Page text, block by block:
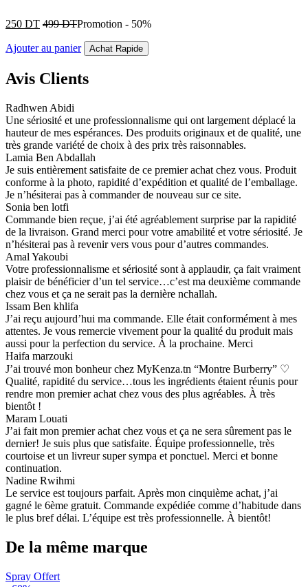
250 DT 499DTPromotion - 50%
Ajouter au panier Achat Rapide
Avis Clients
Radhwen Abidi
Une sériosité et une professionnalisme qui ont largement déplacé la
hauteur de mes espérances. Des produits originaux et de qualité, une
très grande variété de choix à des prix très raisonnables.
Lamia Ben Abdallah
Je suis entièrement satisfaite de ce premier achat chez vous. Produit
conforme à la photo, rapidité d’expédition et qualité de l’emballage.
Je n’hésiterai pas à commander de nouveau sur ce site.
Sonia ben lotfi
Commande bien reçue, j’ai été agréablement surprise par la rapidité
de la livraison. Grand merci pour votre amabilité et votre sériosité. Je
n’hésiterai pas à revenir vers vous pour d’autres commandes.
Amal Yakoubi
Votre professionnalisme et sériosité sont à applaudir, ça fait vraiment
plaisir de bénéficier d’un tel service…c’est ma deuxième commande
chez vous et ça ne serait pas la dernière nchallah.
Issam Ben khlifa
J’ai reçu aujourd’hui ma commande. Elle était conformément à mes
attentes. Je vous remercie vivement pour la qualité du produit mais
aussi pour la perfection du service. À la prochaine. Merci
Haifa marzouki
J’ai trouvé mon bonheur chez MyKenza.tn “Montre Burberry” ♡
Qualité, rapidité du service…tous les ingrédients étaient réunis pour
rendre mon premier achat chez vous des plus agréables. À très
bientôt !
Maram Louati
J’ai fait mon premier achat chez vous et ça ne sera sûrement pas le
dernier! Je suis plus que satisfaite. Équipe professionnelle, très
courtoise et un livreur super sympa et ponctuel. Merci et bonne
continuation.
Nadine Rwihmi
Le service est toujours parfait. Après mon cinquième achat, j’ai
gagné le 6ème gratuit. Commande expédiée comme d’habitude dans
le plus bref délai. L’équipe est très professionnelle. À bientôt!
De la même marque
Spray Offert